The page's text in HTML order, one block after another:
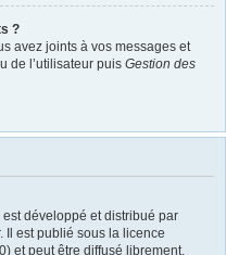
?
avez joints à vos messages et
de l’utilisateur puis Gestion des
développé et distribué par
Il est publié sous la licence
et peut être diffusé librement.